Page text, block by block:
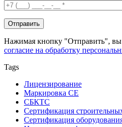
Нажимая кнопку "Отправить", вы
согласие на обработку
Tags
Лицензирование
Маркировка СЕ
СБКТС
Сертификация
Сертификация